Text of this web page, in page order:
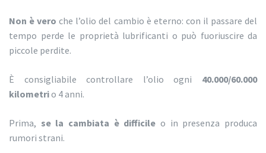
Non è vero che l’olio del cambio è eterno: con il passare del
tempo perde le proprietà lubrificanti o può fuoriuscire da
piccole perdite.
È consigliabile controllare l’olio ogni 40.000/60.000
kilometrio 4 anni.
Prima, se la cambiata è difficile o in presenza produca
rumori strani.